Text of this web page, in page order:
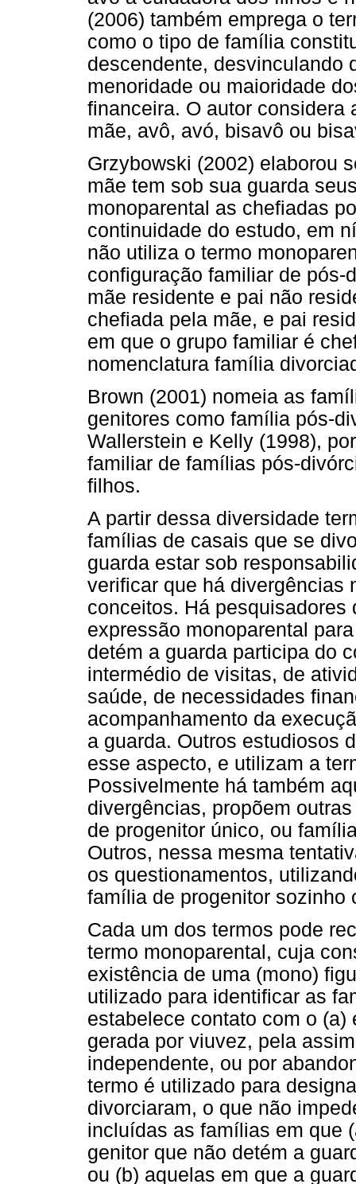
(2006) também emprega o
como o tipo de família
descendente, desvinculando
menoridade ou maioridade
financeira. O autor
mãe, avô, avó, bisavô ou
Grzybowski (2002) elaborou
mãe tem sob sua guarda
monoparental as chefiadas
continuidade do estudo, em
não utiliza o termo
configuração familiar de
mãe residente e pai não
chefiada pela mãe, e pai
em que o grupo familiar é
nomenclatura família
Brown (2001) nomeia as
genitores como família pós-
Wallerstein e Kelly (1998),
familiar de famílias pós-
filhos.
A partir dessa diversidade
famílias de casais que se
guarda estar sob
verificar que há divergências
conceitos. Há
expressão monoparental
detém a guarda participa do
intermédio de visitas, de
saúde, de necessidades
acompanhamento da
a guarda. Outros estudiosos
esse aspecto, e utilizam a
Possivelmente há também
divergências, propõem
de progenitor único, ou
Outros, nessa mesma
os questionamentos,
família de progenitor sozinho
Cada um dos termos pode
termo monoparental, cuja
existência de uma (mono)
utilizado para identificar as
estabelece contato com o
gerada por viuvez, pela
independente, ou por
termo é utilizado para
divorciaram, o que não
incluídas as famílias em que
genitor que não detém a
ou (b) aquelas em que a